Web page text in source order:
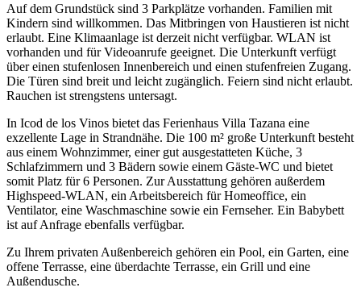
Auf dem Grundstück sind 3 Parkplätze vorhanden. Familien mit
Kindern sind willkommen. Das Mitbringen von Haustieren ist nicht
erlaubt. Eine Klimaanlage ist derzeit nicht verfügbar. WLAN ist
vorhanden und für Videoanrufe geeignet. Die Unterkunft verfügt
über einen stufenlosen Innenbereich und einen stufenfreien Zugang.
Die Türen sind breit und leicht zugänglich. Feiern sind nicht erlaubt.
Rauchen ist strengstens untersagt.
In Icod de los Vinos bietet das Ferienhaus Villa Tazana eine
exzellente Lage in Strandnähe. Die 100 m² große Unterkunft besteht
aus einem Wohnzimmer, einer gut ausgestatteten Küche, 3
Schlafzimmern und 3 Bädern sowie einem Gäste-WC und bietet
somit Platz für 6 Personen. Zur Ausstattung gehören außerdem
Highspeed-WLAN, ein Arbeitsbereich für Homeoffice, ein
Ventilator, eine Waschmaschine sowie ein Fernseher. Ein Babybett
ist auf Anfrage ebenfalls verfügbar.
Zu Ihrem privaten Außenbereich gehören ein Pool, ein Garten, eine
offene Terrasse, eine überdachte Terrasse, ein Grill und eine
Außendusche.